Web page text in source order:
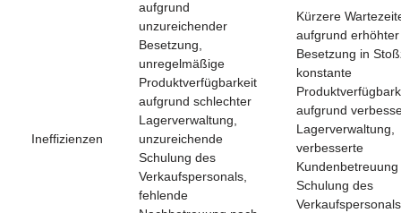
Ineffizienzen
aufgrund
unzureichender
Besetzung,
unregelmäßige
Produktverfügbarkeit
aufgrund schlechter
Lagerverwaltung,
unzureichende
Schulung des
Verkaufspersonals,
fehlende
Kürzere
aufgrund erhöhter
Besetzung in
konstante
aufgrund
Lagerverwaltung,
verbesserte
Schulung des